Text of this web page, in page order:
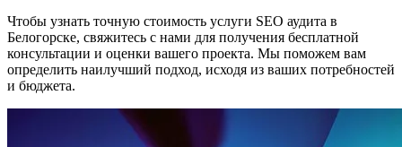
Чтобы узнать точную стоимость услуги SEO аудита в
Белогорске, свяжитесь с нами для получения бесплатной
консультации и оценки вашего проекта. Мы поможем вам
определить наилучший подход, исходя из ваших потребностей
и бюджета.